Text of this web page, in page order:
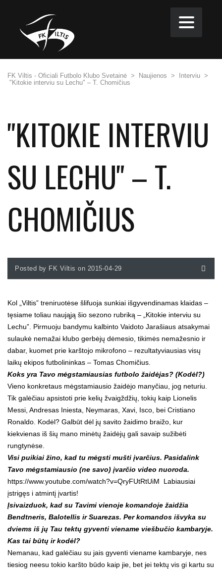
FK Viltis - Oficiali Futbolo Klubo Svetainė > Naujienos > Interviu >
"Kitokie interviu su Lechu" – T. Chomičius
"KITOKIE INTERVIU
SU LECHU" – T.
CHOMIČIUS
Posted by FK Viltis on 2015-04-29
Kol „Viltis” treniruotėse šlifuoja sunkiai išgyvendinamas klaidas –
tęsiame toliau naująją šio sezono rubriką – „Kitokie interviu su
Lechu”. Pirmuoju bandymu kalbinto Vaidoto Jarašiaus atsakymai
sulaukė nemažai klubo gerbėjų dėmesio, tikimės nemažesnio ir
dabar, kuomet prie karštojo mikrofono – rezultatyviausias visų
laikų ekipos futbolininkas – Tomas Chomičius.
Koks yra Tavo mėgstamiausias futbolo žaidėjas? (Kodėl?)
Vieno konkretaus mėgstamiausio žaidėjo manyčiau, jog neturiu.
Tik galėčiau apsistoti prie kelių žvaigždžių, tokių kaip Lionelis
Messi, Andresas Iniesta, Neymaras, Xavi, Isco, bei Cristiano
Ronaldo. Kodėl? Galbūt dėl jų savito žaidimo braižo, kur
kiekvienas iš šių mano minėtų žaidėjų gali savaip sužibėti
rungtynėse.
Visi puikiai žino, kad tu mėgsti mušti įvarčius. Pasidalink
Tavo mėgstamiausio (ne savo) įvarčio video nuoroda.
https://www.youtube.com/watch?v=QryFUtRtUiM Labiausiai
įstrigęs i atmintį įvartis!
Įsivaizduok, kad su Tavimi vienoje komandoje žaidžia
Bendtneris, Balotellis ir Suarezas. Per komandos išvyka su
dviems iš jų Tau tektų gyventi viename viešbučio kambaryje.
Kas tai būtų ir kodėl?
Nemanau, kad galėčiau su jais gyventi viename kambaryje, nes
tiesiog neesu tokio karšto būdo kaip jie, bet jei tektų vis gi kartu su